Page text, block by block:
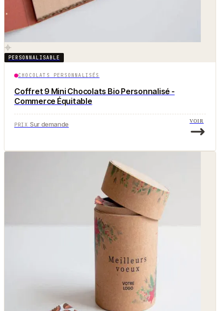
PERSONNALISABLE
CHOCOLATS PERSONNALISÉS
Coffret 9 Mini Chocolats Bio Personnalisé -
Commerce Équitable
PRIX Sur demande VOIR